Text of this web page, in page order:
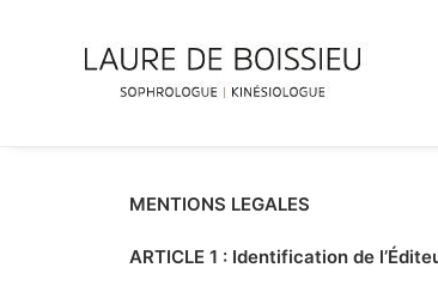
MENTIONS LEGALES
ARTICLE 1 : Identification de